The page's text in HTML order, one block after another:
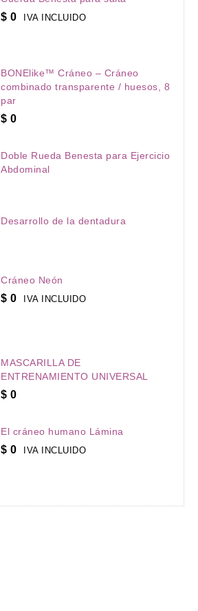
$ 0 IVA INCLUIDO
BONElike™ Cráneo – Cráneo
combinado transparente / huesos, 8
par
$ 0
Doble Rueda Benesta para Ejercicio
Abdominal
Desarrollo de la dentadura
Cráneo Neón
$ 0 IVA INCLUIDO
MASCARILLA DE
ENTRENAMIENTO UNIVERSAL
$ 0
El cráneo humano Lámina
$ 0 IVA INCLUIDO